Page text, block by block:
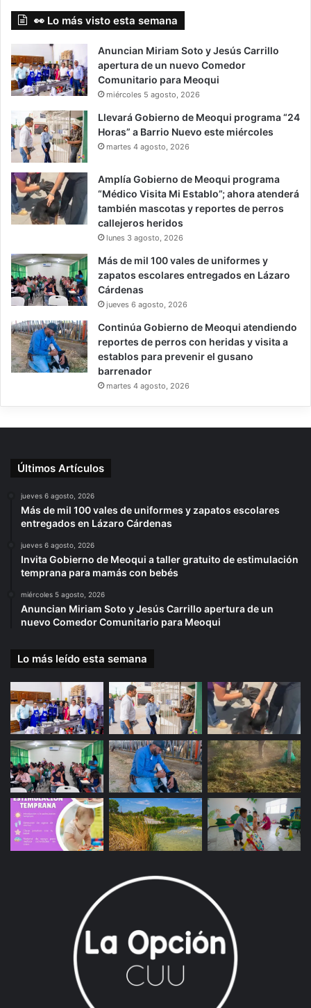
👀 Lo más visto esta semana
Anuncian Miriam Soto y Jesús Carrillo
apertura de un nuevo Comedor
Comunitario para Meoqui
miércoles 5 agosto, 2026
Llevará Gobierno de Meoqui programa “24
Horas” a Barrio Nuevo este miércoles
martes 4 agosto, 2026
Amplía Gobierno de Meoqui programa
“Médico Visita Mi Establo”; ahora atenderá
también mascotas y reportes de perros
callejeros heridos
lunes 3 agosto, 2026
Más de mil 100 vales de uniformes y
zapatos escolares entregados en Lázaro
Cárdenas
jueves 6 agosto, 2026
Continúa Gobierno de Meoqui atendiendo
reportes de perros con heridas y visita a
establos para prevenir el gusano
barrenador
martes 4 agosto, 2026
Últimos Artículos
jueves 6 agosto, 2026
Más de mil 100 vales de uniformes y zapatos escolares
entregados en Lázaro Cárdenas
jueves 6 agosto, 2026
Invita Gobierno de Meoqui a taller gratuito de estimulación
temprana para mamás con bebés
miércoles 5 agosto, 2026
Anuncian Miriam Soto y Jesús Carrillo apertura de un
nuevo Comedor Comunitario para Meoqui
Lo más leído esta semana